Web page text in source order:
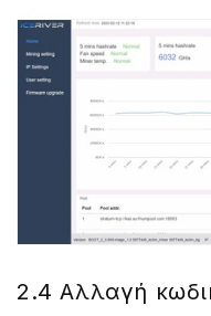
2.4 Αλλαγή